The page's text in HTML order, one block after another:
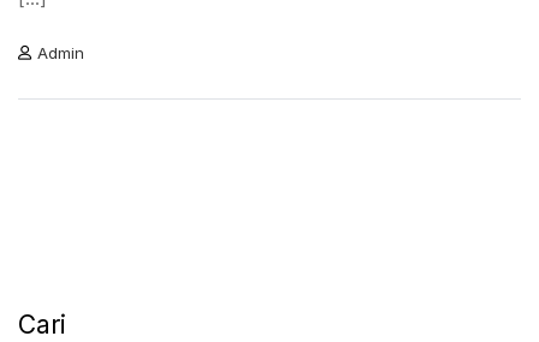
Admin
Cari